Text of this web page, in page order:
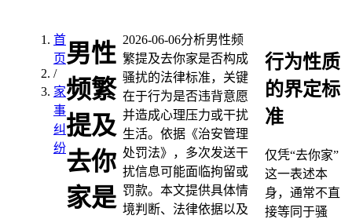
首
页
/
家
事
纠
纷
男性
频繁
提及
去你
家是
2026-06-06分析男性频
繁提及去你家是否构成
骚扰的法律标准，关键
在于行为是否违背意愿
并造成心理压力或干扰
生活。依据《治安管理
处罚法》，多次发送干
扰信息可能面临拘留或
罚款。本文提供具体情
境判断、法律依据以及
行为性质
的界定标
准
仅凭“去你家”
这一表述本
身，通常不直
接等同于骚